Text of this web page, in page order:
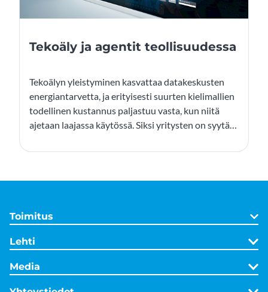
Tekoäly ja agentit teollisuudessa
Tekoälyn yleistyminen kasvattaa datakeskusten
energiantarvetta, ja erityisesti suurten kielimallien
todellinen kustannus paljastuu vasta, kun niitä
ajetaan laajassa käytössä. Siksi yritysten on syytä
hybridimalleja, joissa kevyt laskenta tehdään
mukaan. Samalla kehittyvät tekoälyagentit tuovat
toimia autonomisina apureina, jotka optimoivat
prosesseja, tukevat kunnossapitoa ja tehostavat
suunnittelua. Tämä avaa kokonaan uusia
liiketoimintamalleja – mutta vaatii myös uutta
osaamista, arkkitehtuuria ja tietoturvan
Toimitus
Lehti
Media